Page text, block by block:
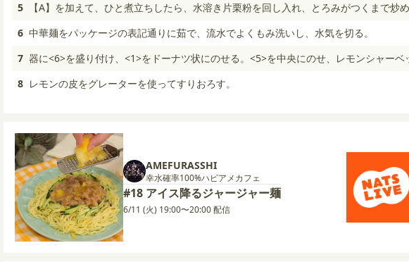
5
【A】を加えて、ひと煮立ちしたら、水溶き片栗粉を回し入れ、とろみがつくまで炒め
6 中華麺をパッケージの表記通りに茹で、流水でよくもみ洗いし、水気を切る。
7 器に<6>を盛り付け、<1>をドーナツ状にのせる。<5>を中央にのせ、レモンシャーベ
8 レモンの皮をグレーターを使ってすりおろす。
AMEFURASSHI
幸水確率100%ハピアメカフェ
#18 アイス降るジャージャー麺
6/11 (火) 19:00〜20:00 配信